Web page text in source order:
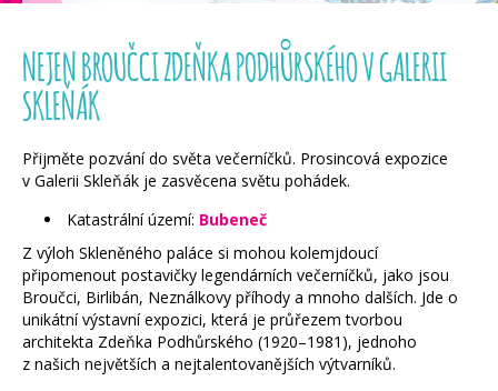
NEJEN BROUČCI ZDEŇKA PODHŮRSKÉHO V GALERII
SKLEŇÁK
Přijměte pozvání do světa večerníčků. Prosincová expozice
v Galerii Skleňák je zasvěcena světu pohádek.
Katastrální území: Bubeneč
Z výloh Skleněného paláce si mohou kolemjdoucí
připomenout postavičky legendárních večerníčků, jako jsou
Broučci, Birlibán, Neználkovy příhody a mnoho dalších. Jde o
unikátní výstavní expozici, která je průřezem tvorbou
architekta Zdeňka Podhůrského (1920–1981), jednoho
z našich největších a nejtalentovanějších výtvarníků.